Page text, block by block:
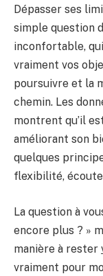
Dépasser ses
simple question
inconfortable,
vraiment vos
poursuivre et la
chemin. Les
montrent qu’il
améliorant son
quelques
flexibilité,
La question à
encore plus ? »
manière à rester
vraiment pour